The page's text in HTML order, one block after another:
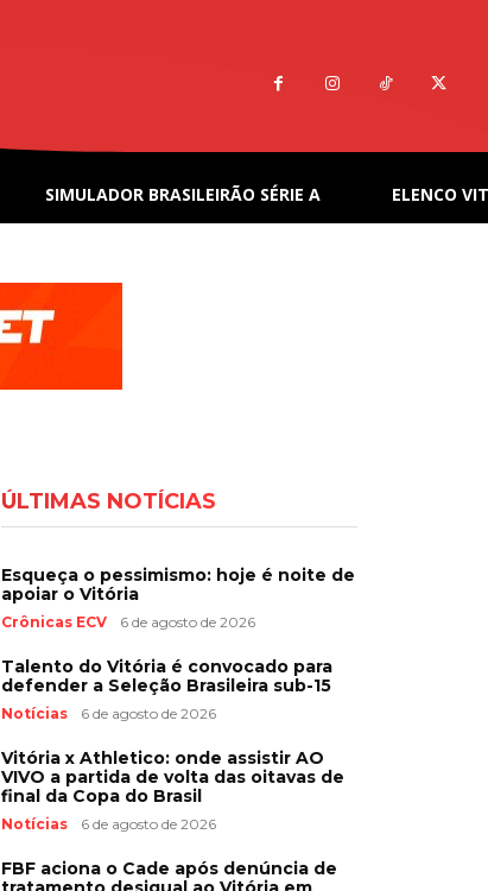
SIMULADOR BRASILEIRÃO SÉRIE A ELENCO
ÚLTIMAS NOTÍCIAS
Esqueça o pessimismo: hoje é noite de
apoiar o Vitória
Crônicas ECV 6 de agosto de 2026
Talento do Vitória é convocado para
defender a Seleção Brasileira sub-15
Notícias 6 de agosto de 2026
Vitória x Athletico: onde assistir AO
VIVO a partida de volta das oitavas de
final da Copa do Brasil
Notícias 6 de agosto de 2026
FBF aciona o Cade após denúncia de